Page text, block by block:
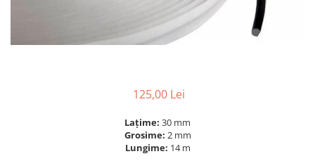
125,00 Lei
Lațime: 30 mm
Grosime: 2 mm
Lungime: 14 m